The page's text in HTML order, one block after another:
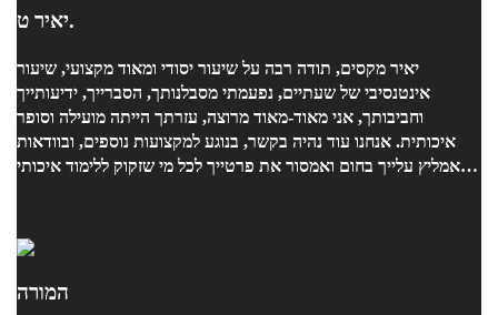
יאיר ט.
יאיר מקסים, תודה רבה על שיעור יסודי ומאוד מקצועי, שיעור
אינטנסיבי של שעתיים, נפעמתי מסבלנותך, הסברייך, ידיעותייך
וחביבותך, אני מאוד-מאוד מרוצה, עזרתך הייתה מועילה וסופר
איכותית. אנחנו עוד נהיה בקשר, בנוגע למקצועות נוספים, ובוודאות
אמליץ עלייך בחום ואמסור את פרטייך לכל מי שזקוק ללימוד איכותי
המורה